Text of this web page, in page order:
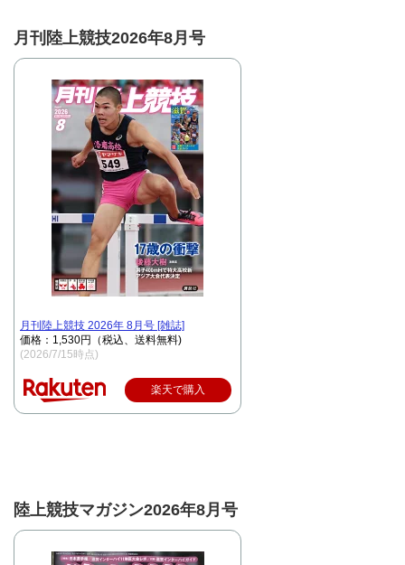
月刊陸上競技2026年8月号
月刊陸上競技 2026年 8月号 [雑誌]
価格：1,530円（税込、送料無料)
(2026/7/15時点)
楽天で購入
陸上競技マガジン2026年8月号